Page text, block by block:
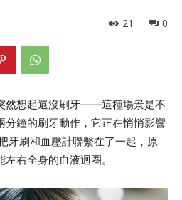
0
21
然想起還沒刷牙——這種場景是不
分鐘的刷牙動作，它正在悄悄影響
牙刷和血壓計聯繫在了一起，原
右全身的血液迴圈。